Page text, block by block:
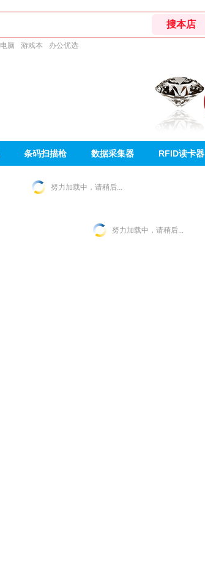
电脑 游戏本 办公优选
条码扫描枪 数据采集器 RFID读卡器
努力加载中，请稍后...
努力加载中，请稍后...